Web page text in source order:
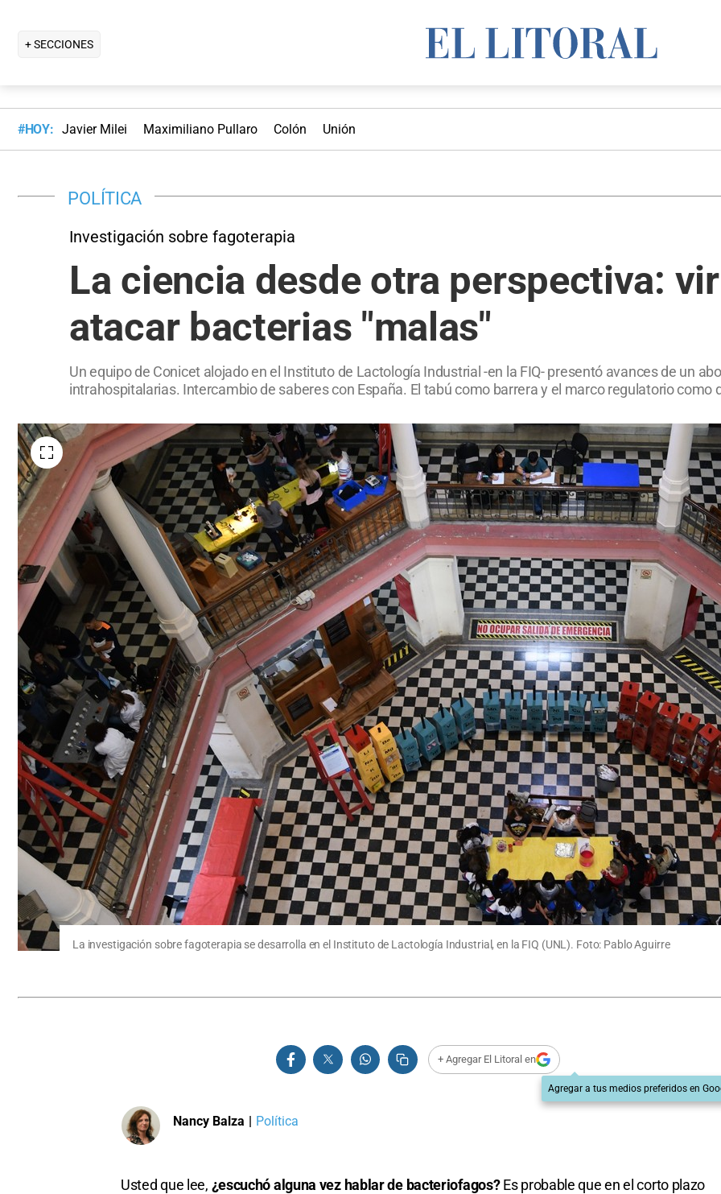
+ SECCIONES
#HOY: Javier Milei Maximiliano Pullaro Colón Unión
POLÍTICA
Investigación sobre fagoterapia
La ciencia desde otra perspectiva:
atacar bacterias "malas"
Un equipo de Conicet alojado en el Instituto de Lactología Industrial -en la FIQ- presentó avances de un
intrahospitalarias. Intercambio de saberes con España. El tabú como barrera y el marco regulatorio como
La investigación sobre fagoterapia se desarrolla en el Instituto de Lactología Industrial, en la FIQ (UNL). Foto: Pablo Aguirre
+ Agregar El Litoral en
Agregar a tus medios preferidos en
Nancy Balza | Política
Usted que lee, ¿escuchó alguna vez hablar de bacteriofagos?Es probable que en el corto plazo